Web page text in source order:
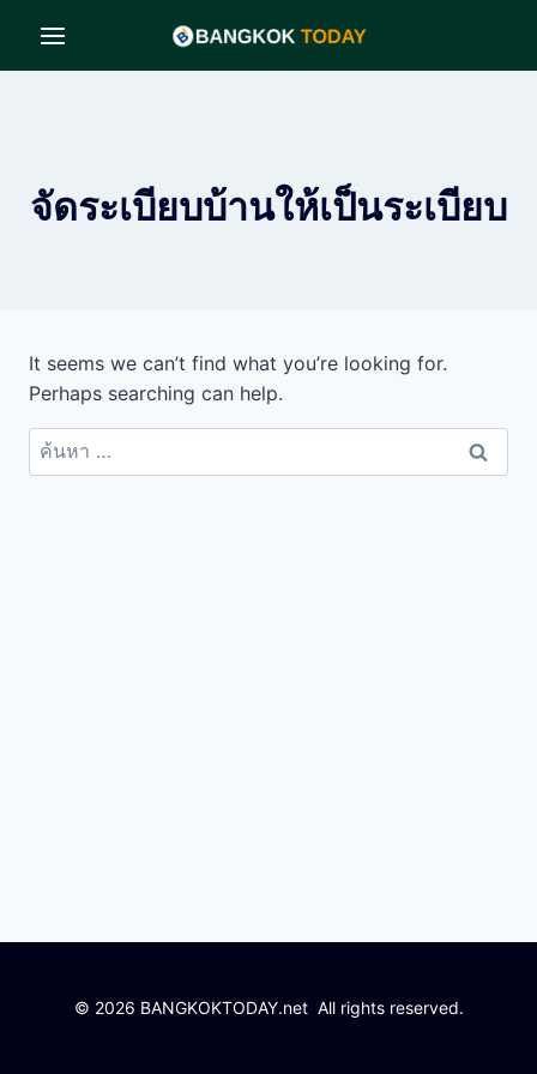
content
จัดระเบียบบ้านให้เป็นระเบียบ
It seems we can’t find what you’re looking for.
Perhaps searching can help.
ค้นหา
สำหรับ:
© 2026 BANGKOKTODAY.net All rights reserved.